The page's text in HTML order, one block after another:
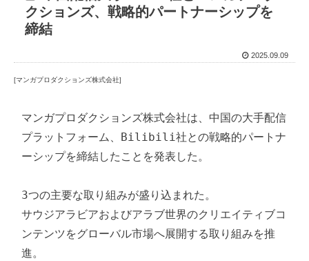
クションズ、戦略的パートナーシップを
締結
2025.09.09
[マンガプロダクションズ株式会社]
マンガプロダクションズ株式会社は、中国の大手配信
プラットフォーム、Bilibili社との戦略的パートナ
ーシップを締結したことを発表した。
3つの主要な取り組みが盛り込まれた。
サウジアラビアおよびアラブ世界のクリエイティブコ
ンテンツをグローバル市場へ展開する取り組みを推
進。